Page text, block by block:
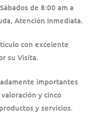
de 8:00 am a
Atención Inmediata.
con excelente
su Visita.
importantes
y cinco
y servicios.